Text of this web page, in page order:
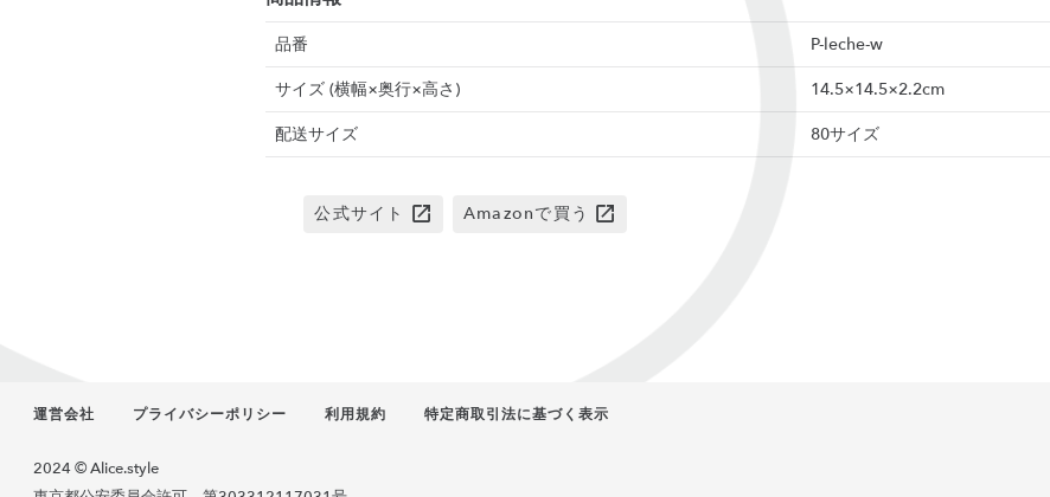
品番
P-leche-w
サイズ (横幅×奥行×高さ)
14.5×14.5×2.2cm
配送サイズ
80サイズ
公式サイト Amazonで買う
運営会社 プライバシーポリシー 利用規約 特定商取引法に基づく表示
2024 © Alice.style